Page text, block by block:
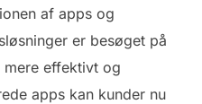
af apps og
er besøget på
mere effektivt og
apps kan kunder nu